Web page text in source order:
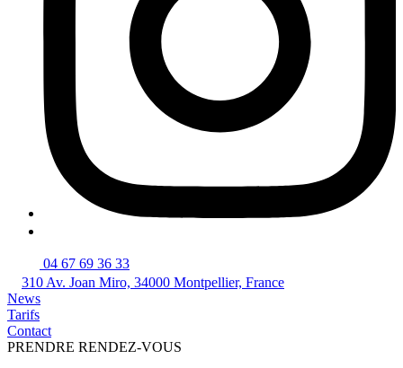
04 67 69 36 33
310 Av. Joan Miro, 34000 Montpellier, France
News
Tarifs
Contact
PRENDRE RENDEZ-VOUS